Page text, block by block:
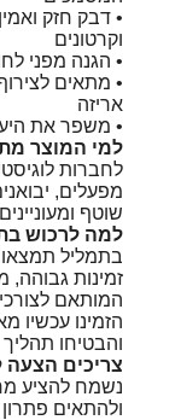
• דבק חזק
וקרטונים
• הגנה מפני
• מתאים
אריזה
• משפר את
למי המוצר
לחברות
מפעלים,
שוטף
למה לרכוש
בתמליל תמצאו
זמינות גבוהה,
המותאם
והבטיחו תהליך
צריכים הצעה
נשמח להציע
ולהתאים